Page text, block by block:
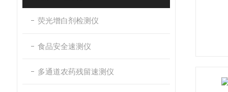
荧光增白剂检测仪
食品安全速测仪
多通道农药残留速测仪